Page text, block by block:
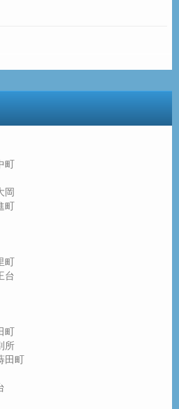
町
町
町
台
町
所
田町